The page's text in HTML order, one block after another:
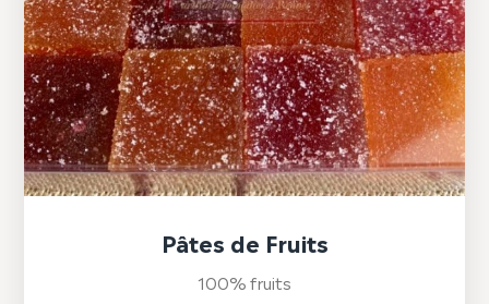
Pâtes de Fruits
100% fruits